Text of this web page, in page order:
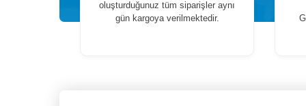
oluşturduğunuz tüm siparişler aynı
gün kargoya verilmektedir.